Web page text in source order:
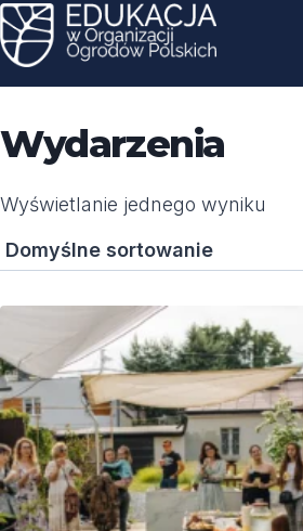
Przejdź
do
treści
Wydarzenia
Wyświetlanie jednego wyniku